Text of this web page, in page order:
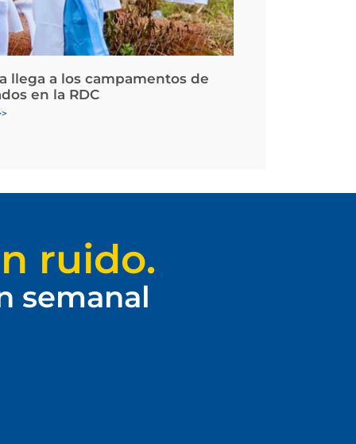
llega a los campamentos de
en la RDC
ruido.
semanal